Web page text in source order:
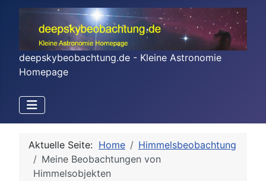
deepskybeobachtung.de - Kleine Astronomie
Homepage
Aktuelle Seite: Home
Himmelsbeobachtung
Meine Beobachtungen von
Himmelsobjekten